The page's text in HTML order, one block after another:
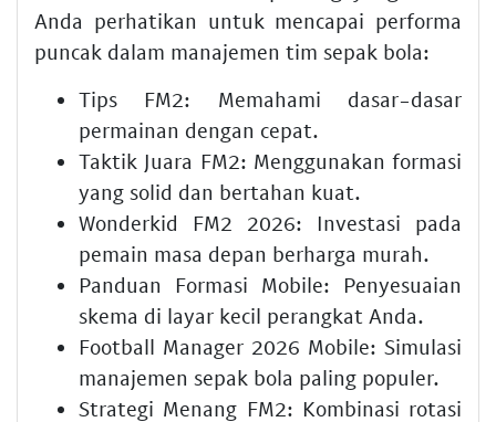
Anda perhatikan untuk mencapai performa
puncak dalam manajemen tim sepak bola:
Tips FM2: Memahami dasar-dasar
permainan dengan cepat.
Taktik Juara FM2: Menggunakan formasi
yang solid dan bertahan kuat.
Wonderkid FM2 2026: Investasi pada
pemain masa depan berharga murah.
Panduan Formasi Mobile: Penyesuaian
skema di layar kecil perangkat Anda.
Football Manager 2026 Mobile: Simulasi
manajemen sepak bola paling populer.
Strategi Menang FM2: Kombinasi rotasi